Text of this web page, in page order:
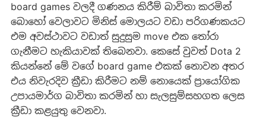
board games වලදී ගණනය කිරීම් බාවිතා කරමින්
බොහෝ වෙලාවට මිනිස් මොලයට වඩා පරිගණකයට
එම අවස්ථාවට වඩාත් සුදුසුම move එක තෝරා
ගැනීමට හැකියාවක් තිබෙනවා. කෙසේ වුවත් Dota 2
කියන්නේ මේ වගේ board game එකක් නොවන අතර
එය නිවැරදිව ක්‍රීඩා කිරීමට නම් නොයෙක් ප්‍රායෝගික
උපායමාර්ග බාවිතා කරමින් හා සැලසුම්සහගත ලෙස
ක්‍රීඩා කළයුතු වෙනවා.